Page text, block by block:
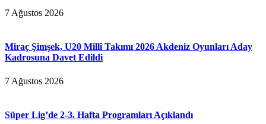
7 Ağustos 2026
Miraç Şimşek, U20 Millî Takımı 2026 Akdeniz Oyunları Aday
Kadrosuna Davet Edildi
7 Ağustos 2026
Süper Lig’de 2-3. Hafta Programları Açıklandı